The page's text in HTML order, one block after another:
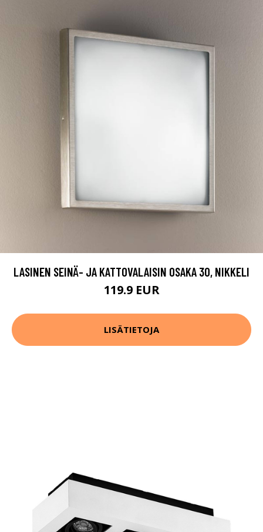
LASINEN SEINÄ- JA KATTOVALAISIN OSAKA 30, NIKKELI
119.9 EUR
LISÄTIETOJA